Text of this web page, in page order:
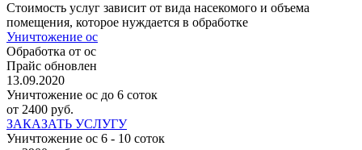
Стоимость услуг зависит от вида насекомого и объема
помещения, которое нуждается в обработке
Уничтожение ос
Обработка от ос
Прайс обновлен
13.09.2020
Уничтожение ос до 6 соток
от 2400 руб.
ЗАКАЗАТЬ УСЛУГУ
Уничтожение ос 6 - 10 соток